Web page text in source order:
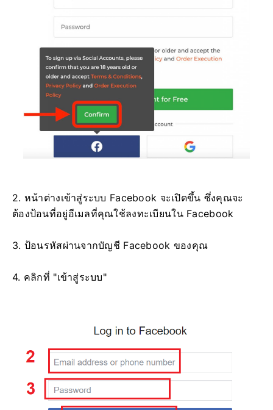
2. หน้าต่างเข้าสู่ระบบ Facebook จะเปิดขึ้น ซึ่งคุณจะ
ต้องป้อนที่อยู่อีเมลที่คุณใช้ลงทะเบียนใน Facebook
3. ป้อนรหัสผ่านจากบัญชี Facebook ของคุณ
4. คลิกที่ "เข้าสู่ระบบ"